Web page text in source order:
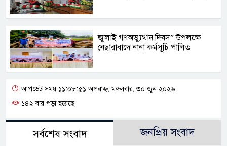
জুলাই গণঅভ্যুত্থান দিবস” উপলক্ষে
নেছারাবাদে নানা কর্মসূচি পালিত
আপডেট সময় ১১:০৮:৫১ অপরাহ্ন, মঙ্গলবার, ৩০ জুন ২০২৬
১৪২ বার পড়া হয়েছে
সর্বশেষ সংবাদ জনপ্রিয় সংবাদ